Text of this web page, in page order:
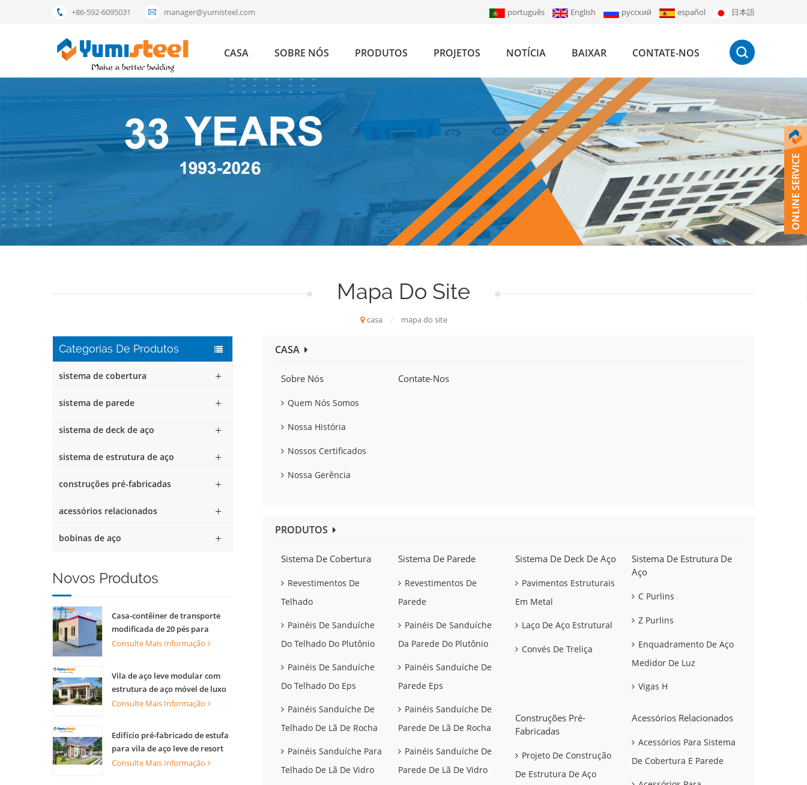
+86-592-6095031 manager@yumisteel.com português English русский español 日本語
CASA SOBRE NÓS PRODUTOS PROJETOS NOTÍCIA BAIXAR CONTATE-NOS
Mapa Do Site
casa / mapa do site
Categorias De Produtos
sistema de cobertura
sistema de parede
sistema de deck de aço
sistema de estrutura de aço
construções pré-fabricadas
acessórios relacionados
bobinas de aço
Novos Produtos
Casa-contêiner de transporte
modificada de 20 pés para
apartamentos
Consulte Mais Informação
Vila de aço leve modular com
estrutura de aço móvel de luxo
Consulte Mais Informação
Edifício pré-fabricado de estufa
para vila de aço leve de resort
Consulte Mais Informação
CASA
Sobre Nós
Quem Nós Somos
Nossa História
Nossos Certificados
Nossa Gerência
Contate-Nos
PRODUTOS
Sistema De Cobertura
Revestimentos De
Telhado
Painéis De Sanduíche
Do Telhado Do Plutônio
Painéis De Sanduíche
Do Telhado Do Eps
Painéis Sanduíche De
Telhado De Lã De Rocha
Painéis Sanduíche Para
Telhado De Lã De Vidro
Sistema De Parede
Revestimentos De
Parede
Painéis De Sanduíche
Da Parede Do Plutônio
Painéis Sanduíche De
Parede Eps
Painéis Sanduíche De
Parede De Lã De Rocha
Painéis Sanduíche De
Parede De Lã De Vidro
Sistema De Deck De Aço
Pavimentos Estruturais
Em Metal
Laço De Aço Estrutural
Convés De Treliça
Sistema De Estrutura De
Aço
C Purlins
Z Purlins
Enquadramento De Aço
Medidor De Luz
Vigas H
Construções Pré-
Fabricadas
Projeto De Construção
De Estrutura De Aço
Acessórios Relacionados
Acessórios Para Sistema
De Cobertura E Parede